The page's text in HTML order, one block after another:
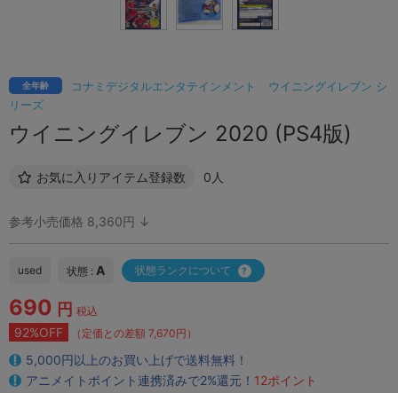
コナミデジタルエンタテインメント
ウイニングイレブン シ
リーズ
全年齢
ウイニングイレブン 2020 (PS4版)
お気に入りアイテム登録数 0人
参考小売価格 8,360円 ↓
used 状態 : A 状態ランクについて
690 円 税込
92%OFF （定価との差額 7,670円）
5,000円以上のお買い上げで送料無料！
アニメイトポイント連携済みで2%還元！ 12ポイント